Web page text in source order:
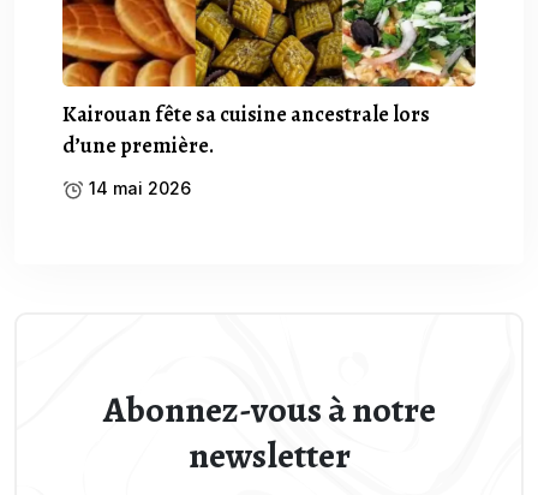
Kairouan fête sa cuisine ancestrale lors
d’une première.
14 mai 2026
Abonnez-vous à notre
newsletter